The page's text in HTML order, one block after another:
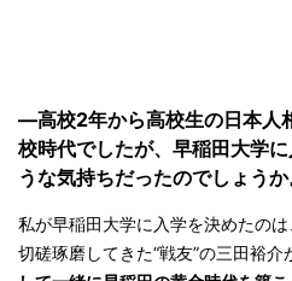
—高校2年から高校生の日本人
校時代でしたが、早稲田大学
うな気持ちだったのでしょうか
私が早稲田大学に入学を決めたの
切磋琢磨してきた“戦友”の三田裕介